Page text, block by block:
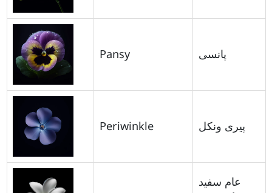
Pansy پانسی
Periwinkle پیری ونکل
عام سفید